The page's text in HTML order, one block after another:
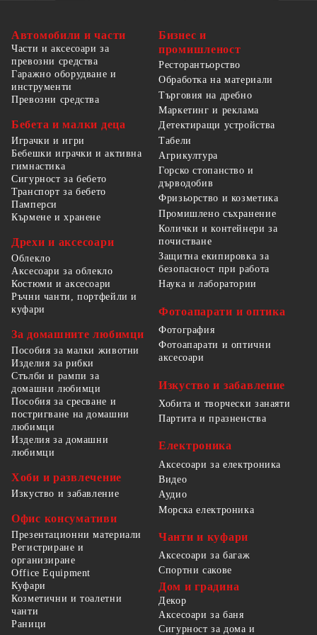
Автомобили и части
Части и аксесоари за
превозни средства
Гаражно оборудване и
инструменти
Превозни средства
Бебета и малки деца
Играчки и игри
Бебешки играчки и активна
гимнастика
Сигурност за бебето
Транспорт за бебето
Памперси
Кърмене и хранене
Дрехи и аксесоари
Облекло
Аксесоари за облекло
Костюми и аксесоари
Ръчни чанти, портфейли и
куфари
За домашните любимци
Пособия за малки животни
Изделия за рибки
Стълби и рампи за
домашни любимци
Пособия за сресване и
постригване на домашни
любимци
Изделия за домашни
любимци
Хоби и развлечение
Изкуство и забавление
Офис консумативи
Презентационни материали
Регистриране и
организиране
Office Equipment
Бизнес и
промишленост
Ресторантьорство
Обработка на материали
Търговия на дребно
Маркетинг и реклама
Детектиращи устройства
Табели
Агрикултура
Горско стопанство и
дърводобив
Фризьорство и козметика
Промишлено съхранение
Колички и контейнери за
почистване
Защитна екипировка за
безопасност при работа
Наука и лаборатории
Фотоапарати и оптика
Фотография
Фотоапарати и оптични
аксесоари
Изкуство и забавление
Хобита и творчески занаяти
Партита и празненства
Електроника
Аксесоари за електроника
Видео
Аудио
Морска електроника
Чанти и куфари
Аксесоари за багаж
Спортни сакове
Куфари
Козметични и тоалетни
чанти
Раници
Дом и градина
Декор
Аксесоари за баня
Сигурност за дома и